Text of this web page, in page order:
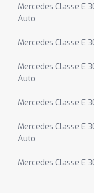
Mercedes Classe E
Auto
Mercedes Classe E
Mercedes Classe E
Auto
Mercedes Classe E
Mercedes Classe E
Auto
Mercedes Classe E